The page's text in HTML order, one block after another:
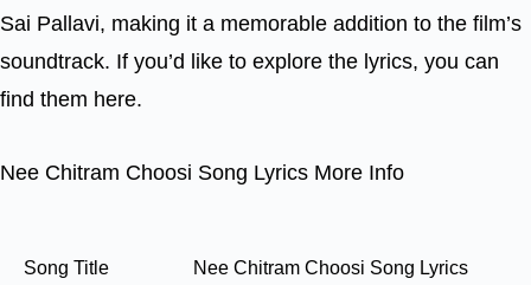
Sai Pallavi, making it a memorable addition to the film’s
soundtrack. If you’d like to explore the lyrics, you can
find them here.
Nee Chitram Choosi Song Lyrics More Info
Song Title Nee Chitram Choosi Song Lyrics